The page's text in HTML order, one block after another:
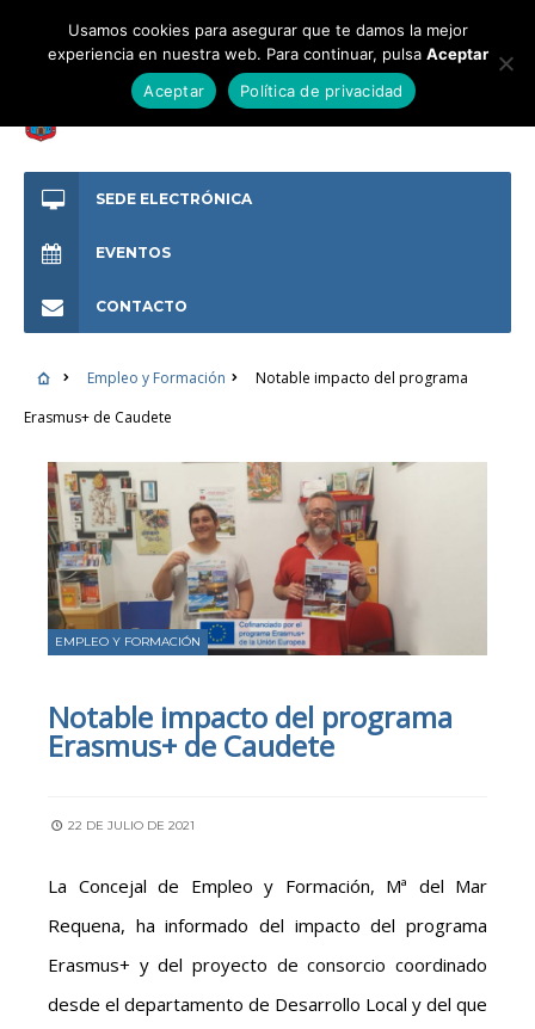
SEDE ELECTRÓNICA
EVENTOS
CONTACTO
Empleo y Formación
Notable impacto del programa
Erasmus+ de Caudete
EMPLEO Y FORMACIÓN
Notable impacto del programa
Erasmus+ de Caudete
22 DE JULIO DE 2021
La Concejal de Empleo y Formación, Mª del Mar
Requena, ha informado del impacto del programa
Erasmus+ y del proyecto de consorcio coordinado
desde el departamento de Desarrollo Local y del que
Usamos cookies para asegurar que te damos la mejor
experiencia en nuestra web. Para continuar, pulsa Aceptar
Aceptar
Política de privacidad